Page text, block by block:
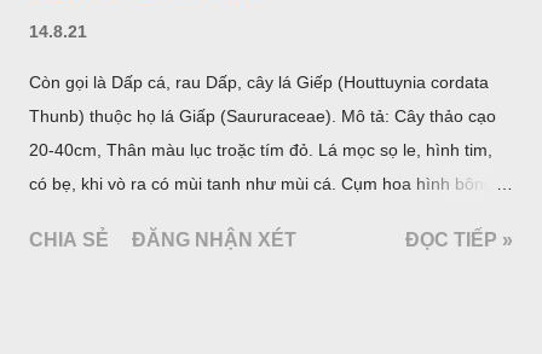
14.8.21
Còn gọi là Dấp cá, rau Dấp, cây lá Giếp (Houttuynia cordata
Thunb) thuộc họ lá Giấp (Saururaceae). Mô tả: Cây thảo cạo
20-40cm, Thân màu lục troặc tím đỏ. Lá mọc sọ le, hình tim,
có bẹ, khi vò ra có mùi tanh như mùi cá. Cụm hoa hình bông
nhạt. Hạt hình trái xoan nhẵn. Mùa hoa quả: tháng 5 – 7.
CHIA SẺ ĐĂNG NHẬN XÉT ĐỌC TIẾP »